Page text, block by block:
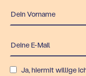
Ja, hiermit willige